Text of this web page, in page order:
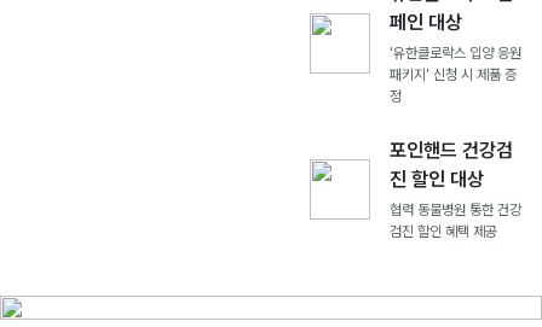
페인 대상
'유한클로락스 입양 응원
패키지' 신청 시 제품 증
정
포인핸드 건강검
진 할인 대상
협력 동물병원 통한 건강
검진 할인 혜택 제공